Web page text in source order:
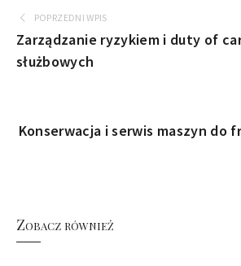
POPRZEDNI WPIS
Zarządzanie ryzykiem i duty of
służbowych
Konserwacja i serwis maszyn do
Zobacz również